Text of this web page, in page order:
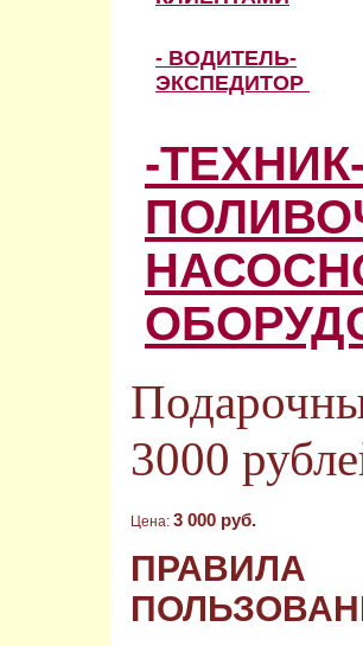
- ВОДИТЕЛЬ-
ЭКСПЕДИТОР
-
3000
Цена: 3 000 руб.
ПРАВИЛА